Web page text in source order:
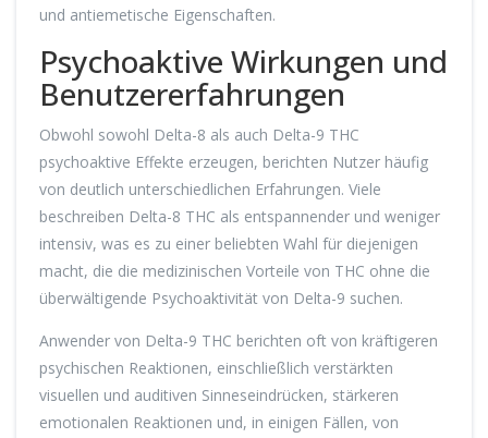
und antiemetische Eigenschaften.
Psychoaktive Wirkungen und
Benutzererfahrungen
Obwohl sowohl Delta-8 als auch Delta-9 THC
psychoaktive Effekte erzeugen, berichten Nutzer häufig
von deutlich unterschiedlichen Erfahrungen. Viele
beschreiben Delta-8 THC als entspannender und weniger
intensiv, was es zu einer beliebten Wahl für diejenigen
macht, die die medizinischen Vorteile von THC ohne die
überwältigende Psychoaktivität von Delta-9 suchen.
Anwender von Delta-9 THC berichten oft von kräftigeren
psychischen Reaktionen, einschließlich verstärkten
visuellen und auditiven Sinneseindrücken, stärkeren
emotionalen Reaktionen und, in einigen Fällen, von